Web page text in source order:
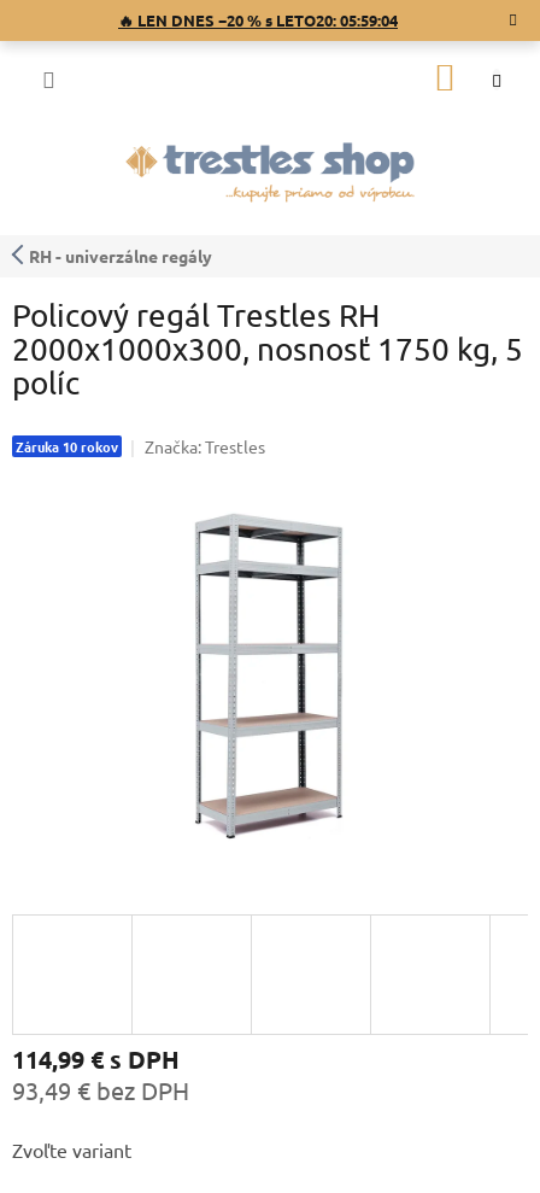
🔥 LEN DNES −20 % s LETO20:05:59:03
RH - univerzálne regály
Policový regál Trestles RH
2000x1000x300, nosnosť 1750 kg, 5
políc
Záruka 10 rokov Značka:Trestles
114,99 €s DPH
93,49 € bez DPH
cena:
Zvoľte variant